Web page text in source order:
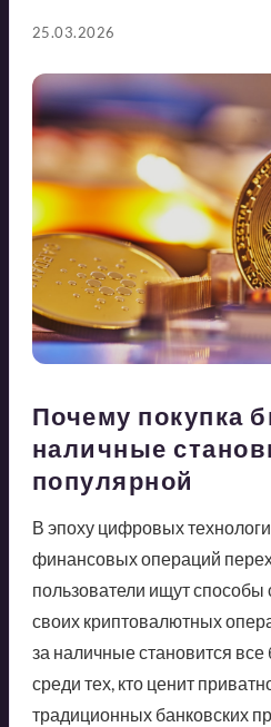
25.03.2026
Почему покупка
наличные
популярной
В эпоху цифровых
финансовых операций
пользователи ищут способы
своих криптовалютных
за наличные становится
среди тех, кто ценит
традиционных банковских